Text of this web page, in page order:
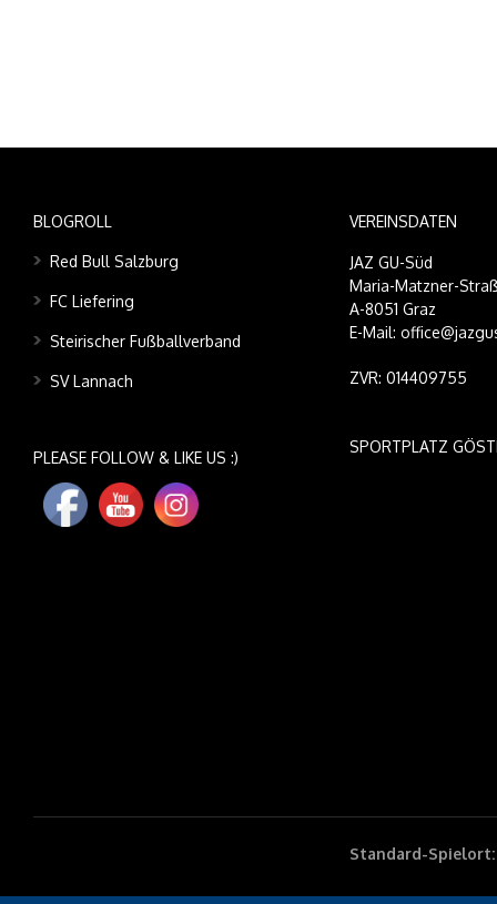
BLOGROLL
Red Bull Salzburg
FC Liefering
Steirischer Fußballverband
SV Lannach
PLEASE FOLLOW & LIKE US :)
VEREINSDATEN
JAZ GU-Süd
Maria-Matzner-
A-8051 Graz
E-Mail:
ZVR: 014409755
SPORTPLATZ
Standard-Spielort: